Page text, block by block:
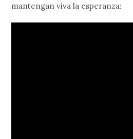
mantengan viva la esperanza: